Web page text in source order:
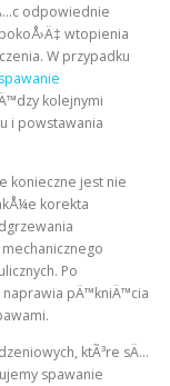
odpowiednie
wtopienia
W przypadku
spawanie
kolejnymi
i powstawania
konieczne jest nie
korekta
Po
pÄ™kniÄ™cia
ktÃ³re sÄ…
spawanie